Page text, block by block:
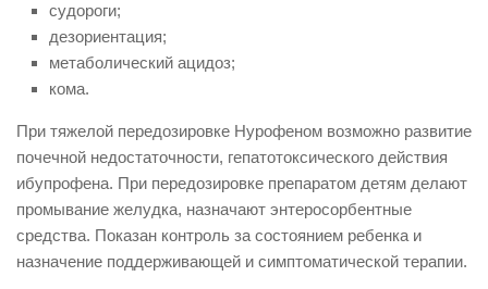
судороги;
дезориентация;
метаболический ацидоз;
кома.
При тяжелой передозировке Нурофеном возможно развитие
почечной недостаточности, гепатотоксического действия
ибупрофена. При передозировке препаратом детям делают
промывание желудка, назначают энтеросорбентные
средства. Показан контроль за состоянием ребенка и
назначение поддерживающей и симптоматической терапии.